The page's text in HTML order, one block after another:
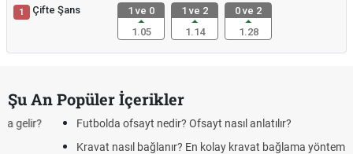
1 Çifte Şans
1 ve 0
1.05
1 ve 2
1.14
0 ve 2
1.28
Şu An Popüler İçerikler
Futbolda ofsayt nedir? Ofsayt nasıl anlatılır?
Kravat nasıl bağlanır? En kolay kravat bağlama yöntemi